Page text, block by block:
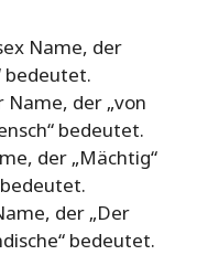
Name, der
bedeutet.
Name, der „von
bedeutet.
der „Mächtig“
der „Der
bedeutet.